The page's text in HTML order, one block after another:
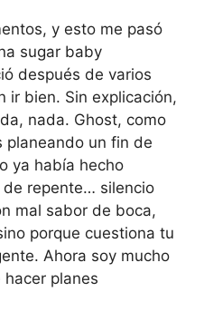
y esto me pasó
sugar baby
después de varios
ir bien. Sin explicación,
nada. Ghost, como
planeando un fin de
ya había hecho
repente… silencio
mal sabor de boca,
porque cuestiona tu
Ahora soy mucho
planes